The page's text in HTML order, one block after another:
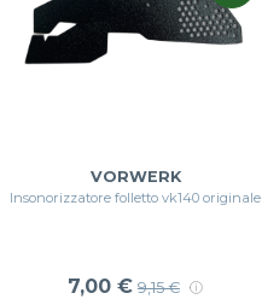
VORWERK
Insonorizzatore folletto vk140 originale
7,00 € 9,15 €